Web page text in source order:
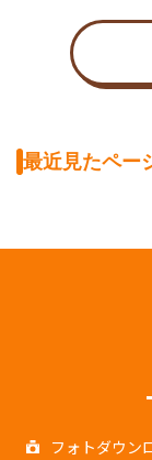
最近見たペー
フォトダウン